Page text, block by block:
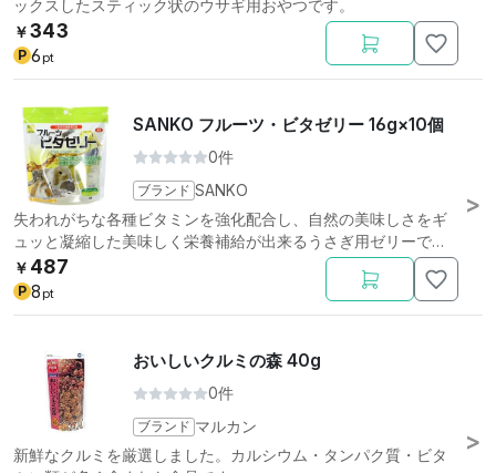
ックスしたスティック状のウサギ用おやつです。
￥343
P 6 pt
SANKO フルーツ・ビタゼリー 16g×10個
0件
ブランド SANKO
失われがちな各種ビタミンを強化配合し、自然の美味しさをギ
ュッと凝縮した美味しく栄養補給が出来るうさぎ用ゼリーで
す。
￥ 487
P 8 pt
おいしいクルミの森 40g
0件
ブランド マルカン
新鮮なクルミを厳選しました。カルシウム・タンパク質・ビタ